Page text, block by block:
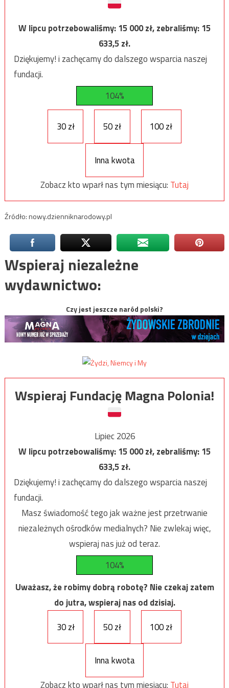
W lipcu potrzebowaliśmy:15 000zł, zebraliśmy:15
633,5zł.
Dziękujemy! i zachęcamy do dalszego wsparcia naszej
fundacji.
104%
30 zł 50 zł 100 zł
Inna kwota
Zobacz kto wparł nas tym miesiącu: Tutaj
Źródło: nowy.dzienniknarodowy.pl
Wspieraj niezależne
wydawnictwo:
Czy jest jeszcze naród polski?
Wspieraj Fundację Magna Polonia!
Lipiec 2026
W lipcu potrzebowaliśmy:15 000zł, zebraliśmy:15
633,5zł.
Dziękujemy! i zachęcamy do dalszego wsparcia naszej
fundacji.
Masz świadomość tego jak ważne jest przetrwanie
niezależnych ośrodków medialnych? Nie zwlekaj więc,
wspieraj nas już od teraz.
104%
Uważasz, że robimy dobrą robotę? Nie czekaj zatem
do jutra, wspieraj nas od dzisiaj.
30 zł
50 zł 100 zł
Inna kwota
Zobacz kto wparł nas tym miesiącu: Tutaj